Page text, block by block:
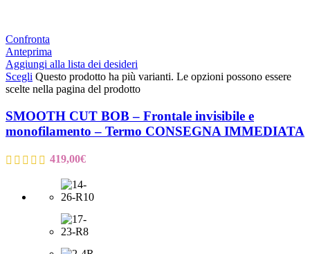
Confronta
Anteprima
Aggiungi alla lista dei desideri
Scegli Questo prodotto ha più varianti. Le opzioni possono essere
scelte nella pagina del prodotto
SMOOTH CUT BOB – Frontale invisibile e
monofilamento – Termo CONSEGNA IMMEDIATA
419,00€